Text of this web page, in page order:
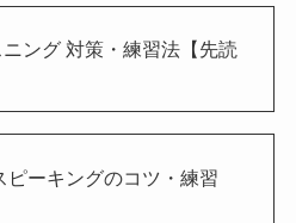
ニング 対策・練習法【先読
ーキングのコツ・練習